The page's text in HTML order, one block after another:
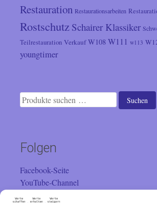
Restauration Restaurationsarbeiten
Rostschutz Schairer Klassiker
Teilrestauration Verkauf W108 W111 w113
youngtimer
Suchen
nach:
Suchen
Folgen
Facebook-Seite
YouTube-Channel
Instagram